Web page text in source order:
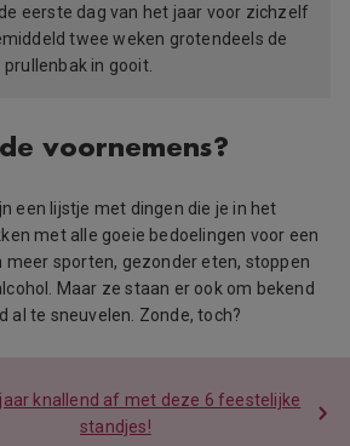
eerste dag van het jaar voor zichzelf
twee weken grotendeels de
prullenbak in gooit.
voornemens?
een lijstje met dingen die je in het
met alle goeie bedoelingen voor een
meer sporten, gezonder eten, stoppen
Maar ze staan er ook om bekend
al te sneuvelen. Zonde, toch?
knallend af met deze 6 feestelijke
standjes!